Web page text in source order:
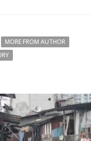
MORE FROM AUTHOR